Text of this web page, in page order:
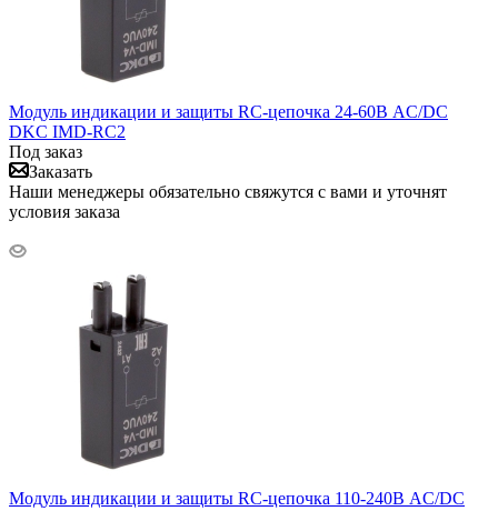
Модуль индикации и защиты RC-цепочка 24-60В AC/DC
DKC IMD-RC2
Под заказ
Заказать
Наши менеджеры обязательно свяжутся с вами и уточнят
условия заказа
Модуль индикации и защиты RC-цепочка 110-240В AC/DC